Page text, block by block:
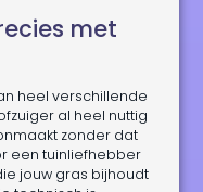
met
heel verschillende
al heel nuttig
zonder dat
een tuinliefhebber
jouw gras bijhoudt